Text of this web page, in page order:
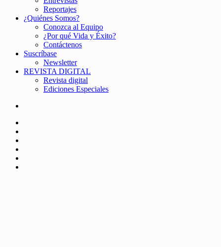
Reportajes
¿Quiénes Somos?
Conozca al Equipo
¿Por qué Vida y Éxito?
Contáctenos
Suscríbase
Newsletter
REVISTA DIGITAL
Revista digital
Ediciones Especiales